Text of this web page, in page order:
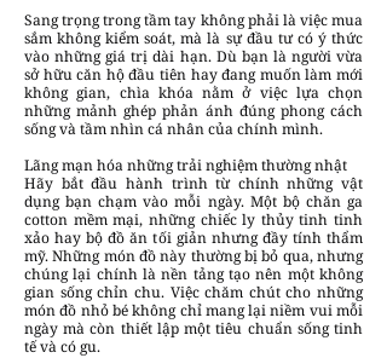
Sang trọng trong tầm tay không phải là việc mua
sắm không kiểm soát, mà là sự đầu tư có ý thức
vào những giá trị dài hạn. Dù bạn là người vừa
sở hữu căn hộ đầu tiên hay đang muốn làm mới
không gian, chìa khóa nằm ở việc lựa chọn
những mảnh ghép phản ánh đúng phong cách
sống và tầm nhìn cá nhân của chính mình.
Lãng mạn hóa những trải nghiệm thường nhật
Hãy bắt đầu hành trình từ chính những vật
dụng bạn chạm vào mỗi ngày. Một bộ chăn ga
cotton mềm mại, những chiếc ly thủy tinh tinh
xảo hay bộ đồ ăn tối giản nhưng đầy tính thẩm
mỹ. Những món đồ này thường bị bỏ qua, nhưng
chúng lại chính là nền tảng tạo nên một không
gian sống chỉn chu. Việc chăm chút cho những
món đồ nhỏ bé không chỉ mang lại niềm vui mỗi
ngày mà còn thiết lập một tiêu chuẩn sống tinh
tế và có gu.